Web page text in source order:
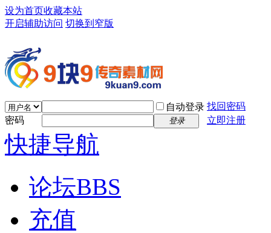
设为首页收藏本站
开启辅助访问 切换到窄版
自动登录 找回密码
密码
登录 立即注册
快捷导航
论坛BBS
充值